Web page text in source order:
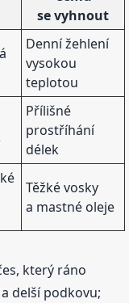
se vyhnout
Denní žehlení
vysokou
teplotou
Přílišné
prostříhání
délek
Těžké vosky
a mastné oleje
který ráno
delší podkovu;